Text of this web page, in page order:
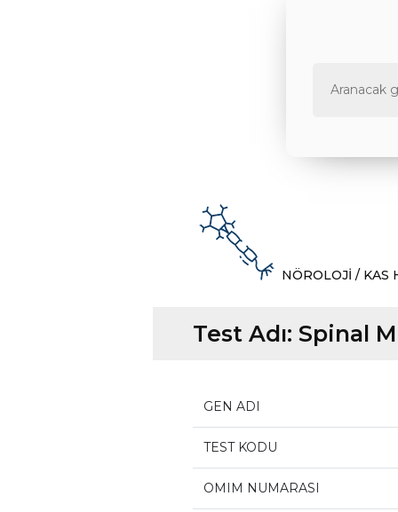
NÖROLOJİ / KAS
Test Adı: Spinal
GEN ADI
TEST KODU
OMIM NUMARASI